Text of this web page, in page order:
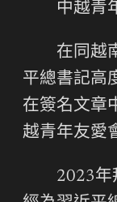
中越青
在同越
平總書記高
在簽名文章
越青年友愛
2023年